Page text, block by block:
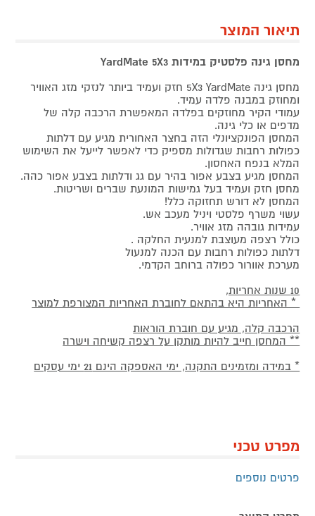
תיאור המוצר
מחסן גינה פלסטיק במידות YardMate 5X3
מחסן גינה 5X3 YardMate חזק ועמיד ביותר לנזקי מזג האוויר
ומחוזק במבנה פלדה עמיד.
עמודי הקיר מחוזקים בפלדה המאפשרת הרכבה קלה של
מדפים או כלי גינה.
המחסן הפונקציונלי הזה בחצר האחורית מגיע עם דלתות
כפולות רחבות שגדולות מספיק כדי לאפשר לייעל את השימוש
המלא בנפח האחסון.
המחסן מגיע בצבע אפור בהיר עם גג ודלתות בצבע אפור כהה.
מחסן חזק ועמיד בעל גמישות המונעת שברים ושריטות.
המחסן לא דורש תחזוקה כלל!
עשוי משרף פלסטי ויניל מעכב אש.
עמידות גובהה מזג אוויר.
כולל רצפה מעוצבת למנעית החלקה .
דלתות כפולות רחבות עם הכנה למנעול
מערכת אוורור כפולה ברוחב הקדמי.
10 שנות אחריות,
* האחריות היא בהתאם לחוברת האחריות המצורפת למוצר
הרכבה קלה, מגיע עם חוברת הוראות
** המחסן חייב להיות מותקן על רצפה קשיחה וישרה
* במידה ומזמינים התקנה, ימי האספקה הינם 21 ימי עסקים
מפרט טכני
פרטים נוספים